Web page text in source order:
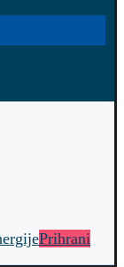
Prihrani